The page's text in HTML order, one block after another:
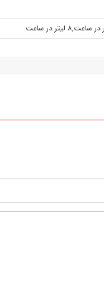
,8 ليتر در ساعت